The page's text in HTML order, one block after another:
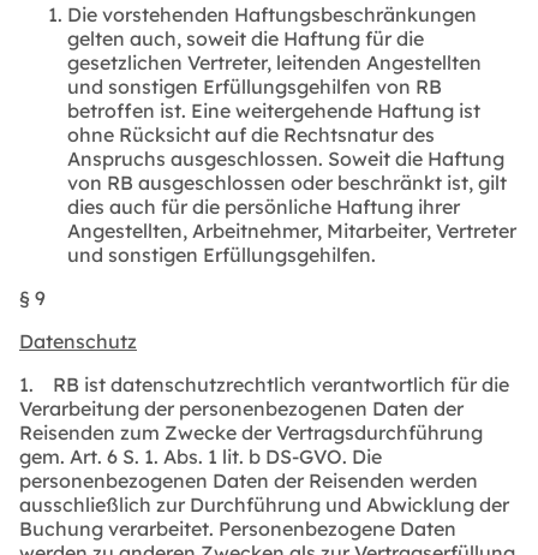
Die vorstehenden Haftungsbeschränkungen
gelten auch, soweit die Haftung für die
gesetzlichen Vertreter, leitenden Angestellten
und sonstigen Erfüllungsgehilfen von RB
betroffen ist. Eine weitergehende Haftung ist
ohne Rücksicht auf die Rechtsnatur des
Anspruchs ausgeschlossen. Soweit die Haftung
von RB ausgeschlossen oder beschränkt ist, gilt
dies auch für die persönliche Haftung ihrer
Angestellten, Arbeitnehmer, Mitarbeiter, Vertreter
und sonstigen Erfüllungsgehilfen.
§ 9
Datenschutz
1. RB ist datenschutzrechtlich verantwortlich für die
Verarbeitung der personenbezogenen Daten der
Reisenden zum Zwecke der Vertragsdurchführung
gem. Art. 6 S. 1. Abs. 1 lit. b DS-GVO. Die
personenbezogenen Daten der Reisenden werden
ausschließlich zur Durchführung und Abwicklung der
Buchung verarbeitet. Personenbezogene Daten